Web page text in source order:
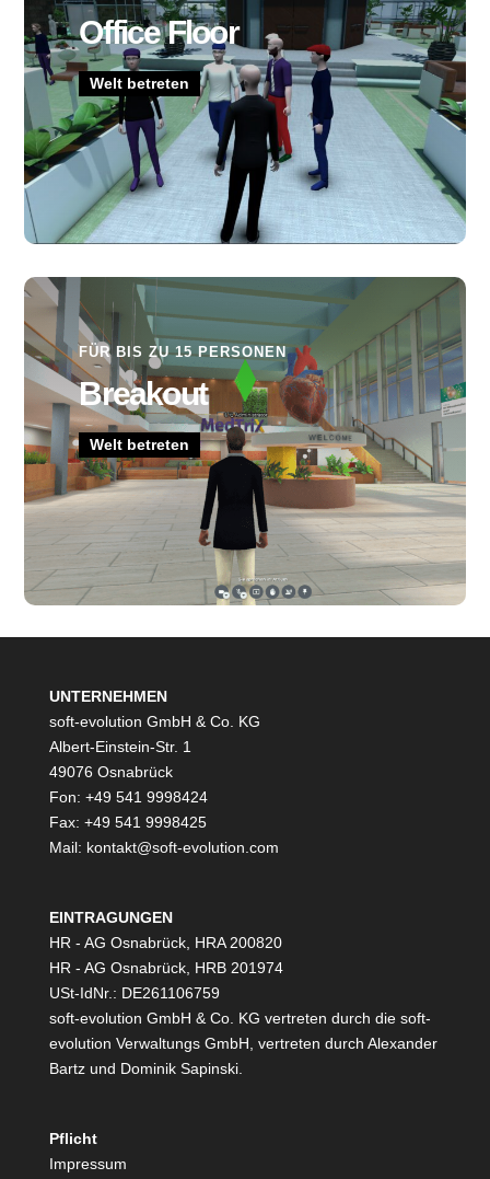
Office Floor
Welt betreten
FÜR BIS ZU 15 PERSONEN
Breakout
Welt betreten
UNTERNEHMEN
soft-evolution GmbH & Co. KG
Albert-Einstein-Str. 1
49076 Osnabrück
Fon: +49 541 9998424
Fax: +49 541 9998425
Mail: kontakt@soft-evolution.com
EINTRAGUNGEN
HR - AG Osnabrück, HRA 200820
HR - AG Osnabrück, HRB 201974
USt-IdNr.: DE261106759
soft-evolution GmbH & Co. KG vertreten durch die soft-
evolution Verwaltungs GmbH, vertreten durch Alexander
Bartz und Dominik Sapinski.
Pflicht
Impressum